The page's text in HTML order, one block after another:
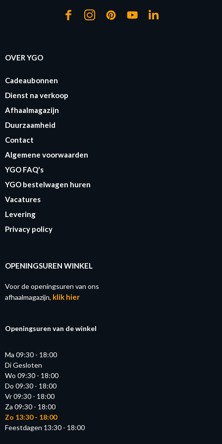
OVER YGO
Cadeaubonnen
Dienst na verkoop
Afhaalmagazijn
Duurzaamheid
Contact
Algemene voorwaarden
YGO FAQ's
YGO bestelwagen huren
Vacatures
Levering
Privacy policy
OPENINGSUREN WINKEL
Voor de openingsuren van ons
afhaalmagazijn, klik hier
Openingsuren van de winkel
Ma 09:30 - 18:00
Di Gesloten
Wo 09:30 - 18:00
Do 09:30 - 18:00
Vr 09:30 - 18:00
Za 09:30 - 18:00
Zo 13:30 - 18:00
Feestdagen 13:30 - 18:00